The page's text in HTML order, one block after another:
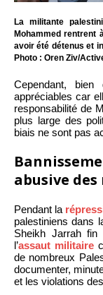
La militante
Mohammed rentrent
avoir été détenus et
Photo : Oren Ziv/
Cependant,
appréciables car
responsabilité de
plus large des
biais ne sont pas
abusive des
Pendant la
palestiniens dans
Sheikh Jarrah
l’assaut militaire
de nombreux
documenter,
et les violations